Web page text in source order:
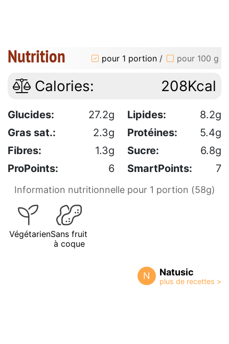
Nutrition pour 1 portion / pour 100 g
Calories: 208Kcal
Glucides: 27.2g Lipides:
8.2g
Gras sat.:
2.3g Protéines:
5.4g
Fibres:
1.3g Sucre:
6.8g
ProPoints:
6 SmartPoints: 7
Information nutritionnelle pour 1 portion (58g)
VégétarienSans fruit
à coque
N Natusic